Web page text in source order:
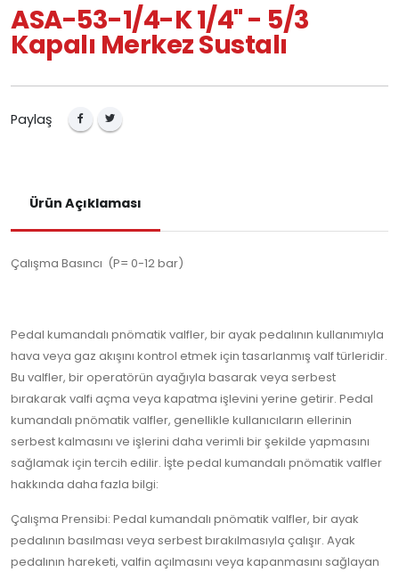
ASA-53-1/4-K 1/4" - 5/3
Kapalı Merkez Sustalı
Paylaş
Ürün Açıklaması
Çalışma Basıncı (P= 0-12 bar)
Pedal kumandalı pnömatik valfler, bir ayak pedalının kullanımıyla
hava veya gaz akışını kontrol etmek için tasarlanmış valf türleridir.
Bu valfler, bir operatörün ayağıyla basarak veya serbest
bırakarak valfi açma veya kapatma işlevini yerine getirir. Pedal
kumandalı pnömatik valfler, genellikle kullanıcıların ellerinin
serbest kalmasını ve işlerini daha verimli bir şekilde yapmasını
sağlamak için tercih edilir. İşte pedal kumandalı pnömatik valfler
hakkında daha fazla bilgi:
Çalışma Prensibi: Pedal kumandalı pnömatik valfler, bir ayak
pedalının basılması veya serbest bırakılmasıyla çalışır. Ayak
pedalının hareketi, valfin açılmasını veya kapanmasını sağlayan